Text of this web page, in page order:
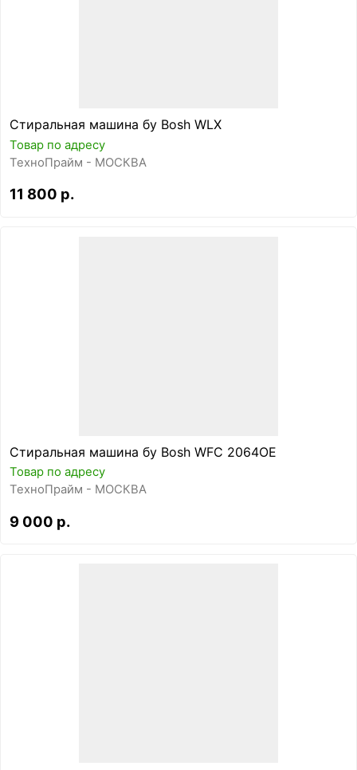
Стиральная машина бу Bosh WLX
Товар по адресу
ТехноПрайм - МОСКВА
11 800 р.
Стиральная машина бу Bosh WFC 2064OE
Товар по адресу
ТехноПрайм - МОСКВА
9 000 р.